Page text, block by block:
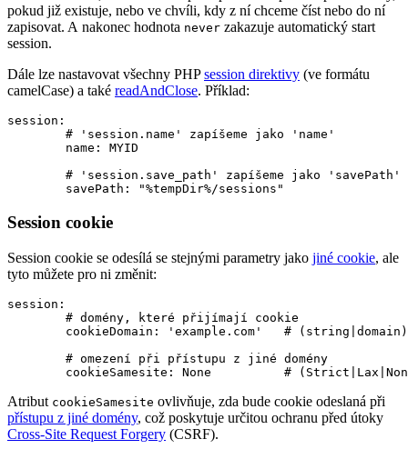
pokud již existuje, nebo ve chvíli, kdy z ní chceme číst nebo do ní
zapisovat. A nakonec hodnota never zakazuje automatický start
session.
Dále lze nastavovat všechny PHPsession direktivy (ve formátu
camelCase) a také readAndClose. Příklad:
session:
Session cookie
Session cookie se odesílá se stejnými parametry jako jiné cookie, ale
tyto můžete pro ni změnit:
session:
Atribut cookieSamesite ovlivňuje, zda bude cookie odeslaná při
přístupu z jiné domény, což poskytuje určitou ochranu před útoky
Cross-Site Request Forgery (CSRF).